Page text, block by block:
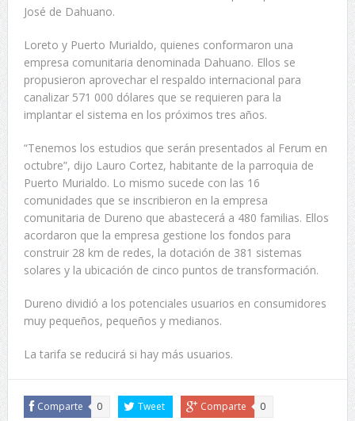
José de Dahuano.
Loreto y Puerto Murialdo, quienes conformaron una
empresa comunitaria denominada Dahuano. Ellos se
propusieron aprovechar el respaldo internacional para
canalizar 571 000 dólares que se requieren para la
implantar el sistema en los próximos tres años.
“Tenemos los estudios que serán presentados al Ferum en
octubre”, dijo Lauro Cortez, habitante de la parroquia de
Puerto Murialdo. Lo mismo sucede con las 16
comunidades que se inscribieron en la empresa
comunitaria de Dureno que abastecerá a 480 familias. Ellos
acordaron que la empresa gestione los fondos para
construir 28 km de redes, la dotación de 381 sistemas
solares y la ubicación de cinco puntos de transformación.
Dureno dividió a los potenciales usuarios en consumidores
muy pequeños, pequeños y medianos.
La tarifa se reducirá si hay más usuarios.
Comparte 0 Tweet Comparte 0